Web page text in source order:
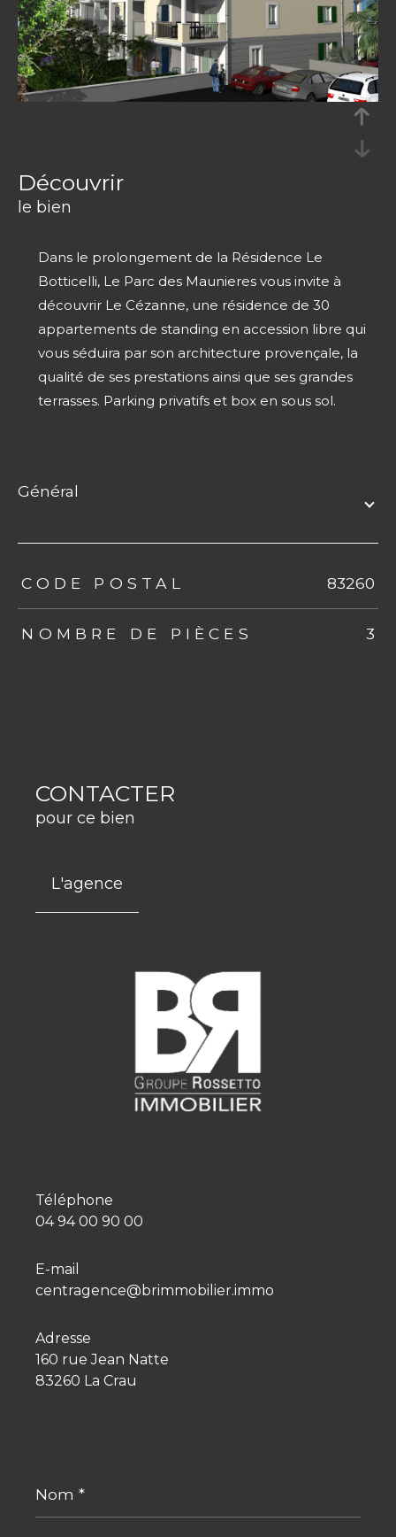
découvrir
le bien
Dans le prolongement de la Résidence Le
Botticelli, Le Parc des Maunieres vous invite à
découvrir Le Cézanne, une résidence de 30
appartements de standing en accession libre qui
vous séduira par son architecture provençale, la
qualité de ses prestations ainsi que ses grandes
terrasses. Parking privatifs et box en sous sol.
général
TRAD_ZEPHYR_Caracteristique TRAD_ZEPHYR_Valeurs
CODE POSTAL 83260
NOMBRE DE PIÈCES 3
CONTACTER
pour ce bien
L'agence
Téléphone
04 94 00 90 00
E-mail
centragence@brimmobilier.immo
Adresse
160 rue Jean Natte
83260 La Crau
*